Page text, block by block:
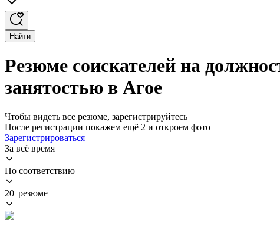
Найти
Резюме соискателей на
занятостью в Агое
Чтобы видеть все резюме, зарегистрируйтесь
После регистрации покажем ещё 2 и откроем фото
Зарегистрироваться
За всё время
По соответствию
20 резюме